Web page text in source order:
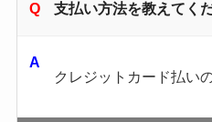
支払い方法を教えてくだ
クレジットカード払い